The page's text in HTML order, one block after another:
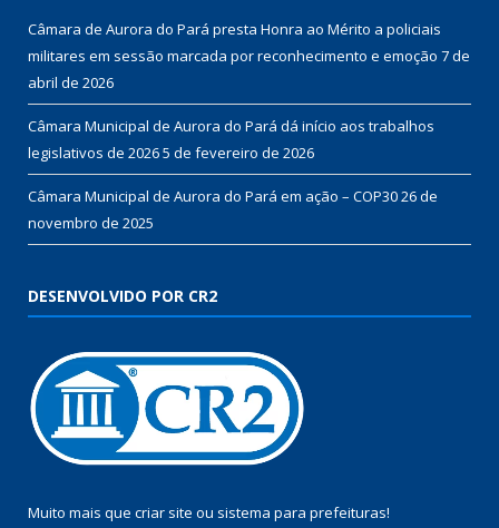
Câmara de Aurora do Pará presta Honra ao Mérito a policiais
militares em sessão marcada por reconhecimento e emoção 7 de
abril de 2026
Câmara Municipal de Aurora do Pará dá início aos trabalhos
legislativos de 20265 de fevereiro de 2026
Câmara Municipal de Aurora do Pará em ação – COP3026 de
novembro de 2025
DESENVOLVIDO POR CR2
Muito mais que criar site ou sistema para prefeituras!